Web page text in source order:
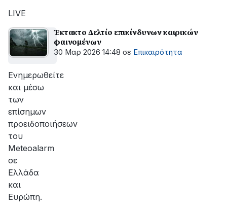
της
LIVE
Έκτακτο Δελτίο επικίνδυνων καιρικών
φαινομένων
30 Μαρ 2026 14:48 σε Επικαιρότητα
Ενημερωθείτε
και μέσω
των
επίσημων
προειδοποιήσεων
του
Meteoalarm
σε
Ελλάδα
και
Ευρώπη.